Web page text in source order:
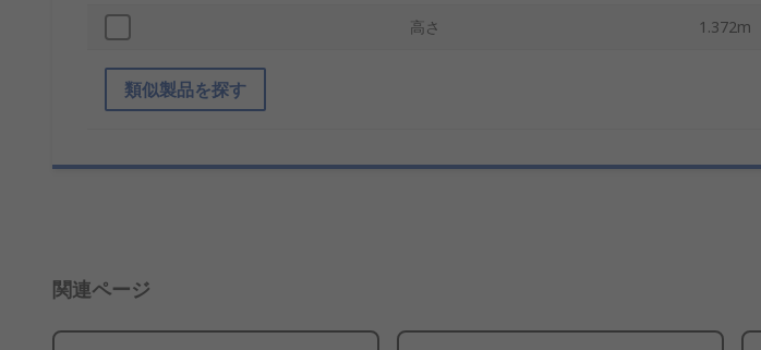
高さ 1.372m
類似製品を探す
関連ページ